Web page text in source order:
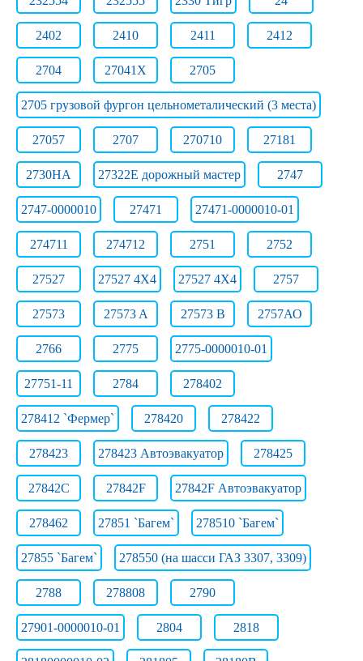
2402 2410 2411 2412
2704 27041Х 2705
2705 грузовой фургон цельнометалический (3 места)
27057 2707 270710 27181
2730НА 27322E дорожный мастер 2747
2747-0000010 27471 27471-0000010-01
274711 274712 2751 2752
27527 27527 4X4 27527 4X4 2757
27573 27573 A 27573 B 2757АО
2766 2775 2775-0000010-01
27751-11 2784 278402
278412 `Фермер` 278420 278422
278423 278423 Автоэвакуатор 278425
27842C 27842F 27842F Автоэвакуатор
278462 27851 `Багем` 278510 `Багем`
27855 `Багем` 278550 (на шасси ГАЗ 3307, 3309)
2788 278808 2790
27901-0000010-01 2804 2818